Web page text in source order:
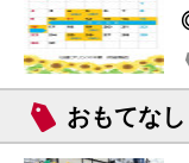
おもてなし